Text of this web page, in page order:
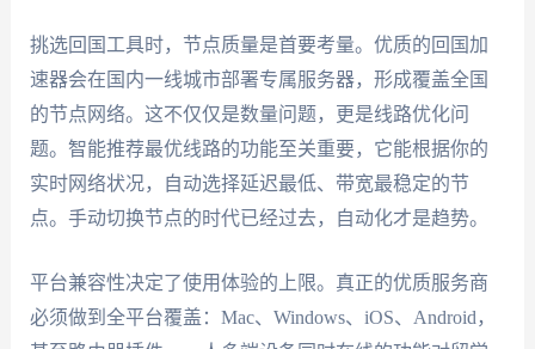
挑选回国工具时，节点质量是首要考量。优质的回国加
速器会在国内一线城市部署专属服务器，形成覆盖全国
的节点网络。这不仅仅是数量问题，更是线路优化问
题。智能推荐最优线路的功能至关重要，它能根据你的
实时网络状况，自动选择延迟最低、带宽最稳定的节
点。手动切换节点的时代已经过去，自动化才是趋势。
平台兼容性决定了使用体验的上限。真正的优质服务商
必须做到全平台覆盖：Mac、Windows、iOS、Android，